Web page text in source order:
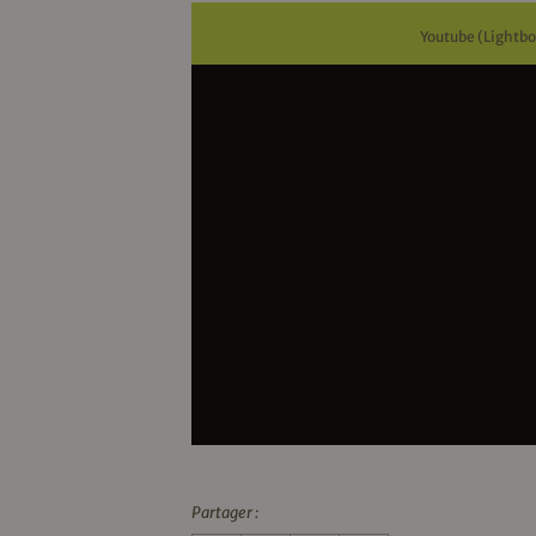
Youtube
Partager :